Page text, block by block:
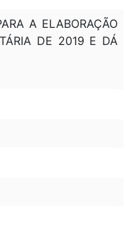
A ELABORAÇÃO
DE 2019 E DÁ